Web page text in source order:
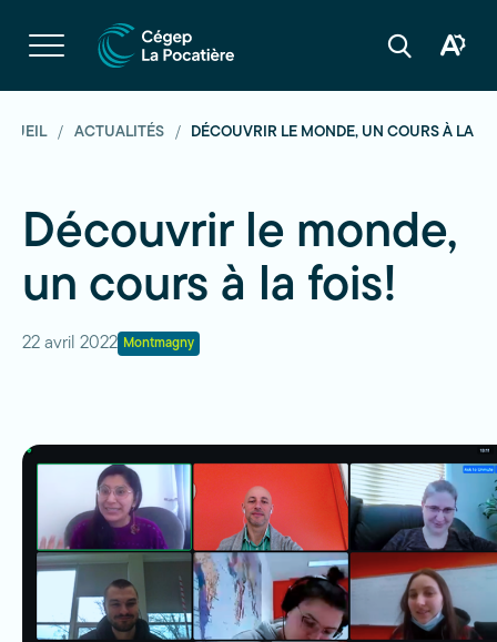
Ouvrir
la
navigation
Ouvrir
recherche
Ouvrir
ACTUALITÉS DÉCOUVRIR LE MONDE, UN COURS À LA
Découvrir le monde,
un cours à la fois!
22 avril 2022 Montmagny